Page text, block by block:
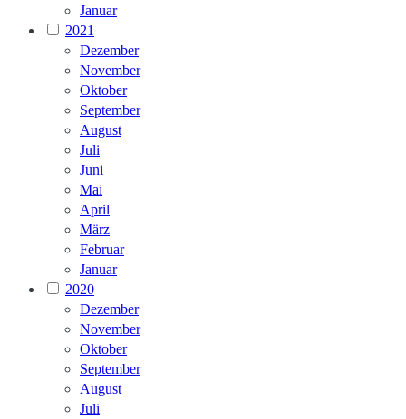
Januar
2021
Dezember
November
Oktober
September
August
Juli
Juni
Mai
April
März
Februar
Januar
2020
Dezember
November
Oktober
September
August
Juli